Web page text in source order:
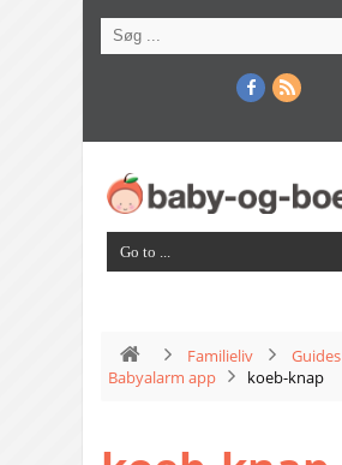
Familieliv
Guides
Babyalarm app
koeb-knap